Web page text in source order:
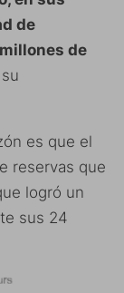
de
de
es que el
reservas que
logró un
sus 24